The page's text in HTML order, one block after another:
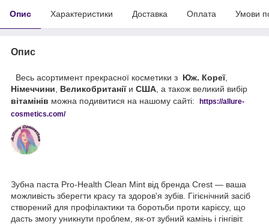
Опис Характеристики Доставка Оплата Умови
Опис
Весь асортимент прекрасної косметики з Юж. Кореї,
Німеччини
Великобританіїи США , а також великий вибір
вітамінів можна подивитися на нашому сайті: https://allure-
cosmetics.com/
Зубна паста Pro-Health Clean Mint від бренда Crest — ваша
можливість зберегти красу та здоров'я зубів. Гігієнічний засіб
створений для профілактики та боротьби проти карієсу, що
дасть змогу уникнути проблем, як-от зубний камінь і гінгівіт.